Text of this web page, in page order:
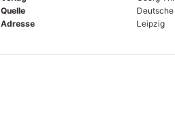
Quelle
Adresse
Leipzig